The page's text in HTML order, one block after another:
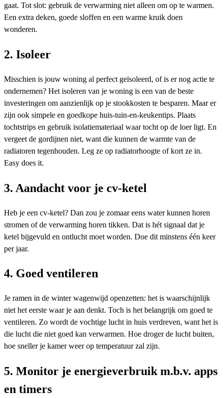
gaat. Tot slot: gebruik de verwarming niet alleen om op te warmen.
Een extra deken, goede sloffen en een warme kruik doen
wonderen.
2. Isoleer
Misschien is jouw woning al perfect geïsoleerd, of is er nog actie te
ondernemen? Het isoleren van je woning is een van de beste
investeringen om aanzienlijk op je stookkosten te besparen. Maar er
zijn ook simpele en goedkope huis-tuin-en-keukentips. Plaats
tochtstrips en gebruik isolatiemateriaal waar tocht op de loer ligt. En
vergeet de gordijnen niet, want die kunnen de warmte van de
radiatoren tegenhouden. Leg ze op radiatorhoogte of kort ze in.
Easy does it.
3. Aandacht voor je cv-ketel
Heb je een cv-ketel? Dan zou je zomaar eens water kunnen horen
stromen of de verwarming horen tikken. Dat is hét signaal dat je
ketel bijgevuld en ontlucht moet worden. Doe dit minstens één keer
per jaar.
4. Goed ventileren
Je ramen in de winter wagenwijd openzetten: het is waarschijnlijk
niet het eerste waar je aan denkt. Toch is het belangrijk om goed te
ventileren. Zo wordt de vochtige lucht in huis verdreven, want het is
die lucht die niet goed kan verwarmen. Hoe droger de lucht buiten,
hoe sneller je kamer weer op temperatuur zal zijn.
5. Monitor je energieverbruik m.b.v. apps
en timers